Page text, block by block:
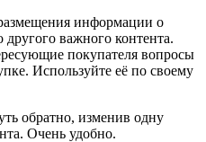
информации о
важного контента.
покупателя вопросы
Используйте её по своему
обратно, изменив одну
Очень удобно.